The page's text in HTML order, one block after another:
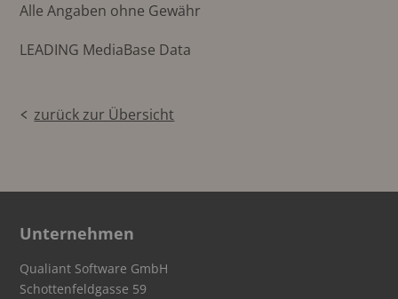
Alle Angaben ohne Gewähr
LEADING MediaBase Data
zurück zur Übersicht
Unternehmen
Qualiant Software GmbH
Schottenfeldgasse 59